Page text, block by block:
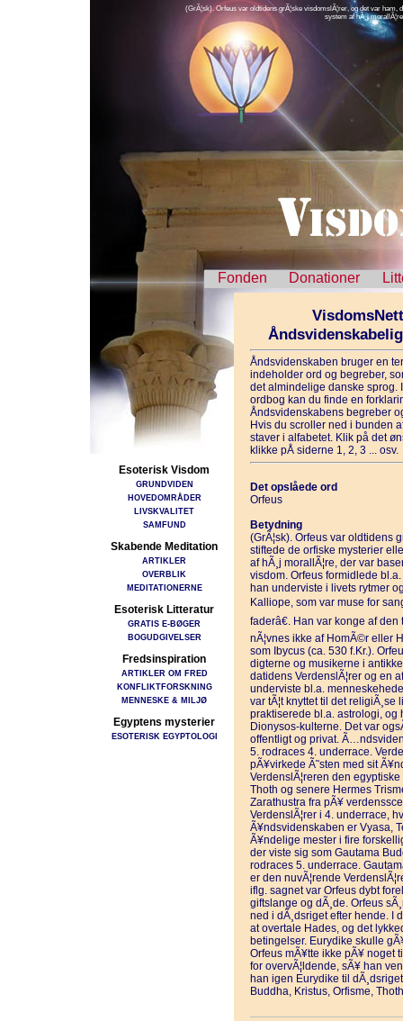
(GrÃ¦sk). Orfeus var oldtidens grÃ¦ske visdomslÃ¦rer, og det var
system af hÃ¸j
Fonden Donationer
Esoterisk Visdom
GRUNDVIDEN
HOVEDOMRÅDER
LIVSKVALITET
SAMFUND
Skabende Meditation
ARTIKLER
OVERBLIK
MEDITATIONERNE
Esoterisk Litteratur
GRATIS E-BØGER
BOGUDGIVELSER
Fredsinspiration
ARTIKLER OM FRED
KONFLIKTFORSKNING
MENNESKE & MILJØ
Egyptens mysterier
ESOTERISK EGYPTOLOGI
Åndsvidenskaben bruger en
indeholder ord og begreber,
det almindelige danske sprog.
ordbog kan du finde en
Åndsvidenskabens begreber
Hvis du scroller ned i bunden
staver i alfabetet. Klik på det
klikke pÅ siderne 1, 2, 3 ... osv.
Det opslåede ord
Orfeus
Betydning
(GrÃ¦sk). Orfeus var oldtidens
stiftede de orfiske mysterier
af hÃ¸j morallÃ¦re, der var
visdom. Orfeus formidlede
han underviste i livets rytmer
Kalliope, som var muse for
faderâ€. Han var konge af den
nÃ¦vnes ikke af HomÃ©r eller
som Ibycus (ca. 530 f.Kr.).
digterne og musikerne i
datidens VerdenslÃ¦rer og en
underviste bl.a.
var tÃ¦t knyttet til det
praktiserede bl.a. astrologi,
Dionysos-kulterne. Det var
offentligt og privat.
5. rodraces 4. underrace.
pÃ¥virkede Ã˜sten med sit
VerdenslÃ¦reren den
Thoth og senere Hermes
Zarathustra fra pÃ¥
VerdenslÃ¦rer i 4. underrace,
Ã¥ndsvidenskaben er Vyasa,
Ã¥ndelige mester i fire
der viste sig som Gautama
rodraces 5. underrace.
er den nuvÃ¦rende
iflg. sagnet var Orfeus dybt
giftslange og dÃ¸de. Orfeus
ned i dÃ¸dsriget efter hende. I
at overtale Hades, og det
betingelser. Eurydike skulle
Orfeus mÃ¥tte ikke pÃ¥ noget
for overvÃ¦ldende, sÃ¥ han
han igen Eurydike til
Buddha, Kristus, Orfisme,